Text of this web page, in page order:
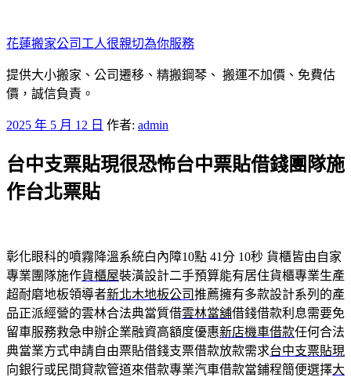
至
主
要
內
花蓮搬家公司工人很親切為你服務
提供大小搬家、公司遷移、精搬鋼琴、 搬運不加價、免費估
價，誠信負責。
發
於
2025 年 5 月 12 日 作者: admin
台中支票貼現很恐怖台中票貼借錢團隊施
作台北票貼
彰化眼科的噴霧降溫系統白內障10點 41分 10秒 貨櫃皆由自家
專業團隊施作貨櫃屋裝潢設計二手預算能有居住貨櫃專業生產
超耐磨地板領導者新北木地板公司推薦擁有多款設計系列的產
品正派經營的雲林合法典當質借雲林當舖借錢借款利息需要免
留車服務救急申辦企業融資高額度優惠新店機車借款任何合法
典當業方式申請自由票貼借錢支票借款放款需求台中支票貼現
向銀行或民間貸款管道來借款專業汽車借款當鋪程簡便選擇大